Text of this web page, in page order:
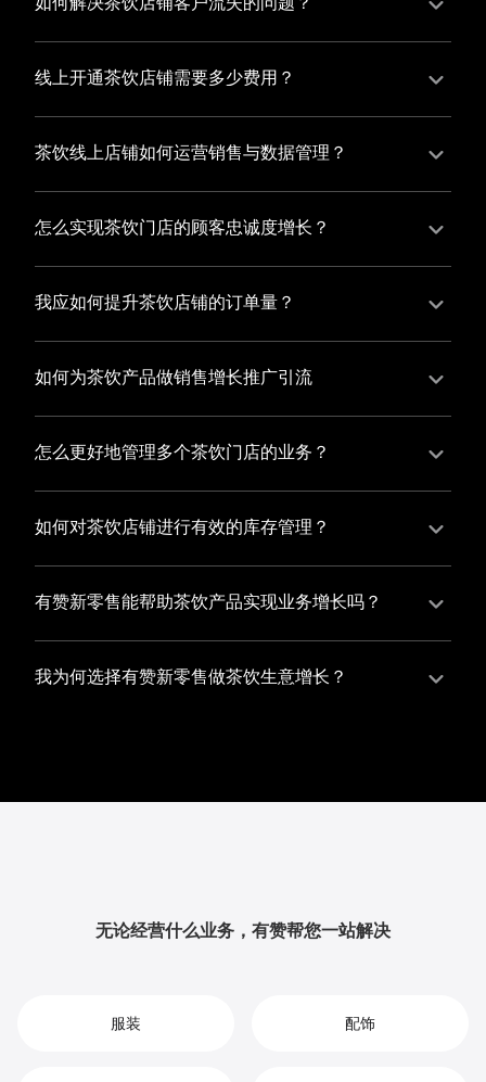
铺的运营效率，促进业务增长。
茶饮店铺精细化运营，有赞私域运营助您轻松解决客户
流失问题，通过有赞微商城、有赞小程序商城搭建专属
购率，实现业绩增长！
线上开通茶饮店铺需要多少费用？
选择有赞新零售，您可以开通茶饮店铺，快速搭建属于
您的有赞微商城，我们为您提供有赞微商城、有赞私域
共同打造独具特色的品牌，携手共创辉煌事业！
茶饮线上店铺如何运营销售与数据管理？
有赞新零售旗下的有赞微商城、有赞私域运营和有赞小
程序商城，为您的线上店铺提供一站式解决方案，从运
态。
怎么实现茶饮门店的顾客忠诚度增长？
您可以使用有赞的会员管理系统，建立自己的会员体
系，通过赠送积分、折扣等福利来吸引顾客再次购买，
度。
我应如何提升茶饮店铺的订单量？
您可以使用有赞的裂变营销功能，通过给用户发放优惠
券、邀请好友等方式，吸引更多的用户下单购买，并激
如何为茶饮产品做销售增长推广引流
有赞新零售旗下产品营销工具、比如优惠券、满减活动
等，吸引更多客户到店消费。另外，通过有赞的微信公
以帮助您增加客流量，赢得客户的青睐
怎么更好地管理多个茶饮门店的业务？
有赞新零售一站式解决方案，包括有赞微商城、有赞私
域运营以及有赞小程序商城，将助您轻松打通线上线下
的业务蓬勃发展，收获更多满意客户。
如何对茶饮店铺进行有效的库存管理？
您可以使用有赞的门店管理系统，它可以帮助您实现门
店数据的集中管理，包括订单管理、员工管理、库存管
有赞新零售能帮助茶饮产品实现业务增长吗？
有赞新零售作为业内领先的一站式解决方案，整合线上
线下渠道、提供多样化店铺搭建、会员营销和大数据分
我为何选择有赞新零售做茶饮生意增长？
无论经营什么业务，有赞帮您一站解决
服装 配饰